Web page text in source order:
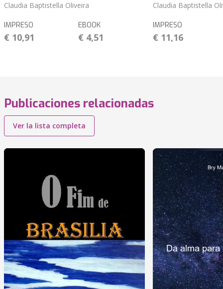
Claudia Baptistella Oliveira
IMPRESO
€ 10,91
EBOOK
€ 4,51
Claudia Baptistella
IMPRESO
€ 11,16
Publicaciones relacionadas
Ver la lista completa